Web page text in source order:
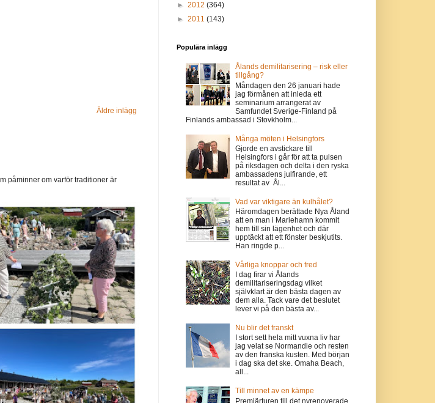
Äldre inlägg
påminner om varför traditioner är
► 2012 (364)
► 2011 (143)
Populära inlägg
Ålands demilitarisering – risk eller
tillgång?
Måndagen den 26 januari hade
jag förmånen att inleda ett
seminarium arrangerat av
Samfundet Sverige-Finland på
Finlands ambassad i Stovkholm...
Många möten i Helsingfors
Gjorde en avstickare till
Helsingfors i går för att ta pulsen
på riksdagen och delta i den ryska
ambassadens julfirande, ett
resultat av Ål...
Vad var viktigare än kulhålet?
Häromdagen berättade Nya Åland
att en man i Mariehamn kommit
hem till sin lägenhet och där
upptäckt att ett fönster beskjutits.
Han ringde p...
Vårliga knoppar och fred
I dag firar vi Ålands
demilitariseringsdag vilket
självklart är den bästa dagen av
dem alla. Tack vare det beslutet
lever vi på den bästa av...
Nu blir det franskt
I stort sett hela mitt vuxna liv har
jag velat se Normandie och resten
av den franska kusten. Med början
i dag ska det ske. Omaha Beach,
all...
Till minnet av en kämpe
Premiärturen till det nyrenoverade